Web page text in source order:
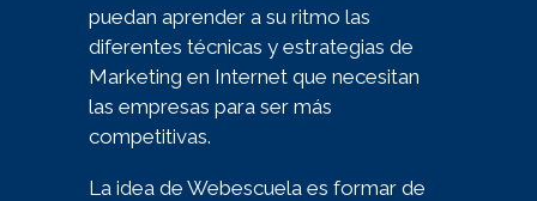
puedan aprender a su ritmo las
diferentes técnicas y estrategias de
Marketing en Internet que necesitan
las empresas para ser más
competitivas.
La idea de Webescuela es formar de